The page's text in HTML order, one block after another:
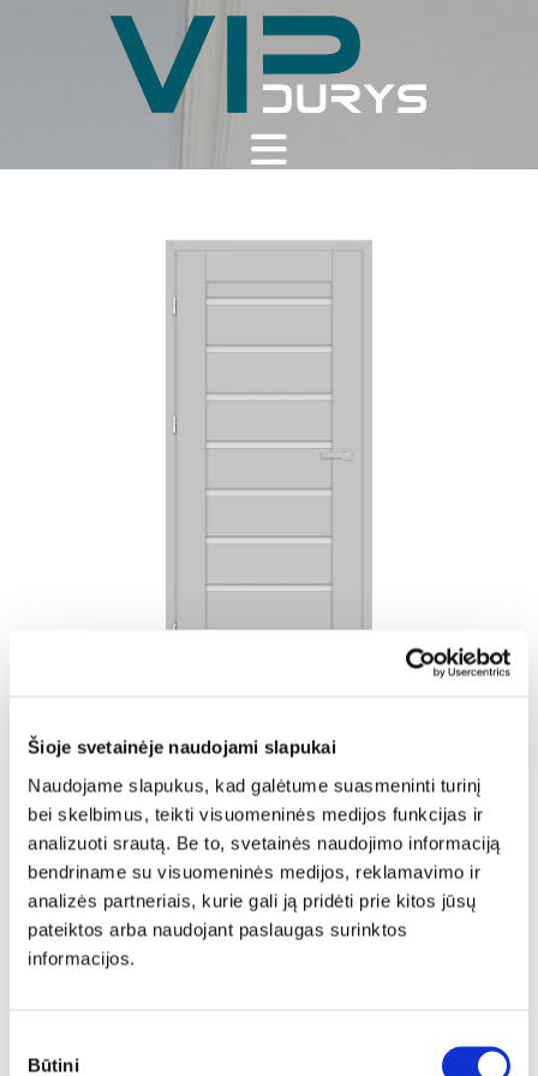
Šioje svetainėje naudojami slapukai
Naudojame slapukus, kad galėtume suasmeninti turinį
bei skelbimus, teikti visuomeninės medijos funkcijas ir
analizuoti srautą. Be to, svetainės naudojimo informaciją
bendriname su visuomeninės medijos, reklamavimo ir
analizės partneriais, kurie gali ją pridėti prie kitos jūsų
pateiktos arba naudojant paslaugas surinktos
informacijos.
pasirinkimas
Būtini
Vidaus durys KAMELIA